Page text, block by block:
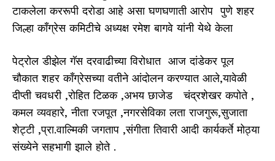
टाकलेला कररूपी दरोडा आहे असा घणघणाती आरोप पुणे शहर
जिल्हा काँग्रेस कमिटीचे अध्यक्ष रमेश बागवे यांनी येथे केला
पेट्रोल डीझेल गॅस दरवाढीच्या विरोधात आज दांडेकर पूल
चौकात शहर कॉंग्रेसच्या वतीने आंदोलन करण्यात आले,यावेळी
दीप्ती चवधरी ,रोहित टिळक ,अभय छाजेड चंद्रशेखर कपोते ,
कमल व्यवहारे, नीता रजपूत ,नगरसेविका लता राजगुरू,सुजाता
शेट्टी ,प्रा.वाल्मिकी जगताप ,संगीता तिवारी आदी कार्यकर्ते मोठ्या
संख्येने सहभागी झाले होते .